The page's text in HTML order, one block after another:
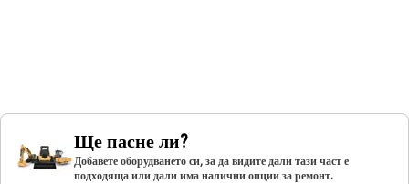
Ще пасне ли?
Добавете оборудването си, за да видите дали тази част е
подходяща или дали има налични опции за ремонт.